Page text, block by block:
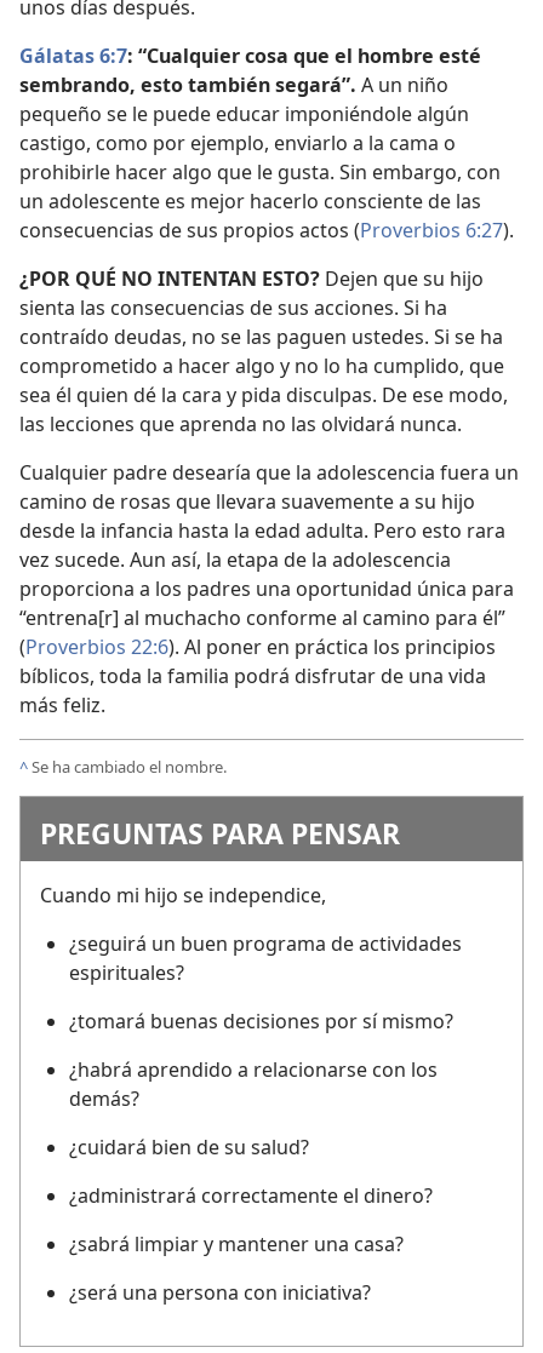
unos días después.
Gálatas 6:7: “Cualquier cosa que el hombre esté
sembrando, esto también segará”. A un niño
pequeño se le puede educar imponiéndole algún
castigo, como por ejemplo, enviarlo a la cama o
prohibirle hacer algo que le gusta. Sin embargo, con
un adolescente es mejor hacerlo consciente de las
consecuencias de sus propios actos (Proverbios 6:27).
¿POR QUÉ NO INTENTAN ESTO? Dejen que su hijo
sienta las consecuencias de sus acciones. Si ha
contraído deudas, no se las paguen ustedes. Si se ha
comprometido a hacer algo y no lo ha cumplido, que
sea él quien dé la cara y pida disculpas. De ese modo,
las lecciones que aprenda no las olvidará nunca.
Cualquier padre desearía que la adolescencia fuera un
camino de rosas que llevara suavemente a su hijo
desde la infancia hasta la edad adulta. Pero esto rara
vez sucede. Aun así, la etapa de la adolescencia
proporciona a los padres una oportunidad única para
“entrena[r] al muchacho conforme al camino para él”
(Proverbios 22:6). Al poner en práctica los principios
bíblicos, toda la familia podrá disfrutar de una vida
más feliz.
^Se ha cambiado el nombre.
PREGUNTAS PARA PENSAR
Cuando mi hijo se independice,
¿seguirá un buen programa de actividades
espirituales?
¿tomará buenas decisiones por sí mismo?
¿habrá aprendido a relacionarse con los
demás?
¿cuidará bien de su salud?
¿administrará correctamente el dinero?
¿sabrá limpiar y mantener una casa?
¿será una persona con iniciativa?